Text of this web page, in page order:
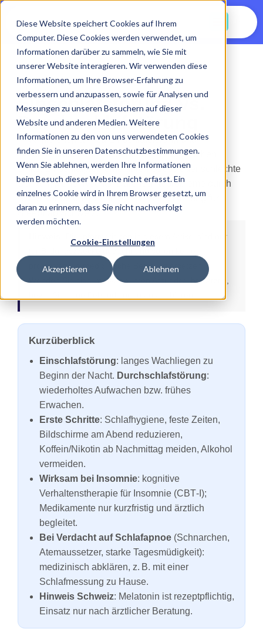
Diese Website speichert Cookies auf Ihrem
Computer. Diese Cookies werden verwendet, um
Informationen darüber zu sammeln, wie Sie mit
unserer Website interagieren. Wir verwenden diese
Informationen, um Ihre Browser-Erfahrung zu
verbessern und anzupassen, sowie für Analysen und
Messungen zu unseren Besuchern auf dieser
Website und anderen Medien. Weitere
Informationen zu den von uns verwendeten Cookies
finden Sie in unseren Datenschutzbestimmungen.
Wenn Sie ablehnen, werden Ihre Informationen
beim Besuch dieser Website nicht erfasst. Ein
einzelnes Cookie wird in Ihrem Browser gesetzt, um
daran zu erinnern, dass Sie nicht nachverfolgt
werden möchten.
Cookie-Einstellungen
Akzeptieren Ablehnen
14.07.2025
Einschlafstörung vs.
Durchschlafstörung
Die Informationen in diesem Artikel sind nur
professionelle medizinische Beratung ersetzen.
Wenden Sie sich immer an Ihren Arzt oder Ihre Ärztin,
Kurzüberblick
Einschlafstörung: langes Wachliegen zu
Beginn der Nacht. Durchschlafstörung:
wiederholtes Aufwachen bzw. frühes
Erwachen.
Erste Schritte: Schlafhygiene, feste Zeiten,
Bildschirme am Abend reduzieren,
Koffein/Nikotin ab Nachmittag meiden, Alkohol
vermeiden.
Wirksam bei Insomnie: kognitive
Verhaltenstherapie für Insomnie (CBT‑I);
Medikamente nur kurzfristig und ärztlich
begleitet.
Bei Verdacht auf Schlafapnoe (Schnarchen,
Atemaussetzer, starke Tagesmüdigkeit):
medizinisch abklären, z. B. mit einer
Schlafmessung zu Hause.
Hinweis Schweiz: Melatonin ist rezeptpflichtig,
Einsatz nur nach ärztlicher Beratung.